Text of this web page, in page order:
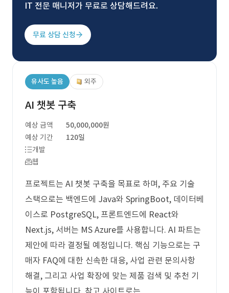
IT 전문 매니저가 무료로 상담해드려요.
무료 상담 신청
유사도 높음 외주
AI 챗봇 구축
예상 금액
50,000,000원
예상 기간
120일
개발
웹
프로젝트는 AI 챗봇 구축을 목표로 하며, 주요 기술
스택으로는 백엔드에 Java와 SpringBoot, 데이터베
이스로 PostgreSQL, 프론트엔드에 React와
Next.js, 서버는 MS Azure를 사용합니다. AI 파트는
제안에 따라 결정될 예정입니다. 핵심 기능으로는 구
매자 FAQ에 대한 신속한 대응, 사업 관련 문의사항
해결, 그리고 사업 확장에 맞는 제품 검색 및 추천 기
능이 포함됩니다. 참고 사이트로는